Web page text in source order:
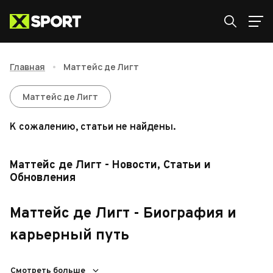
Главная • Маттейс де Лигт
Маттейс де Лигт
Маттейс де Лигт
К сожалению, статьи не найдены.
Маттейс де Лигт - Новости, Статьи и
Обновления
Маттейс де Лигт - Биография и
карьерный путь
Маттейс де Лигт — голландский профессиональный